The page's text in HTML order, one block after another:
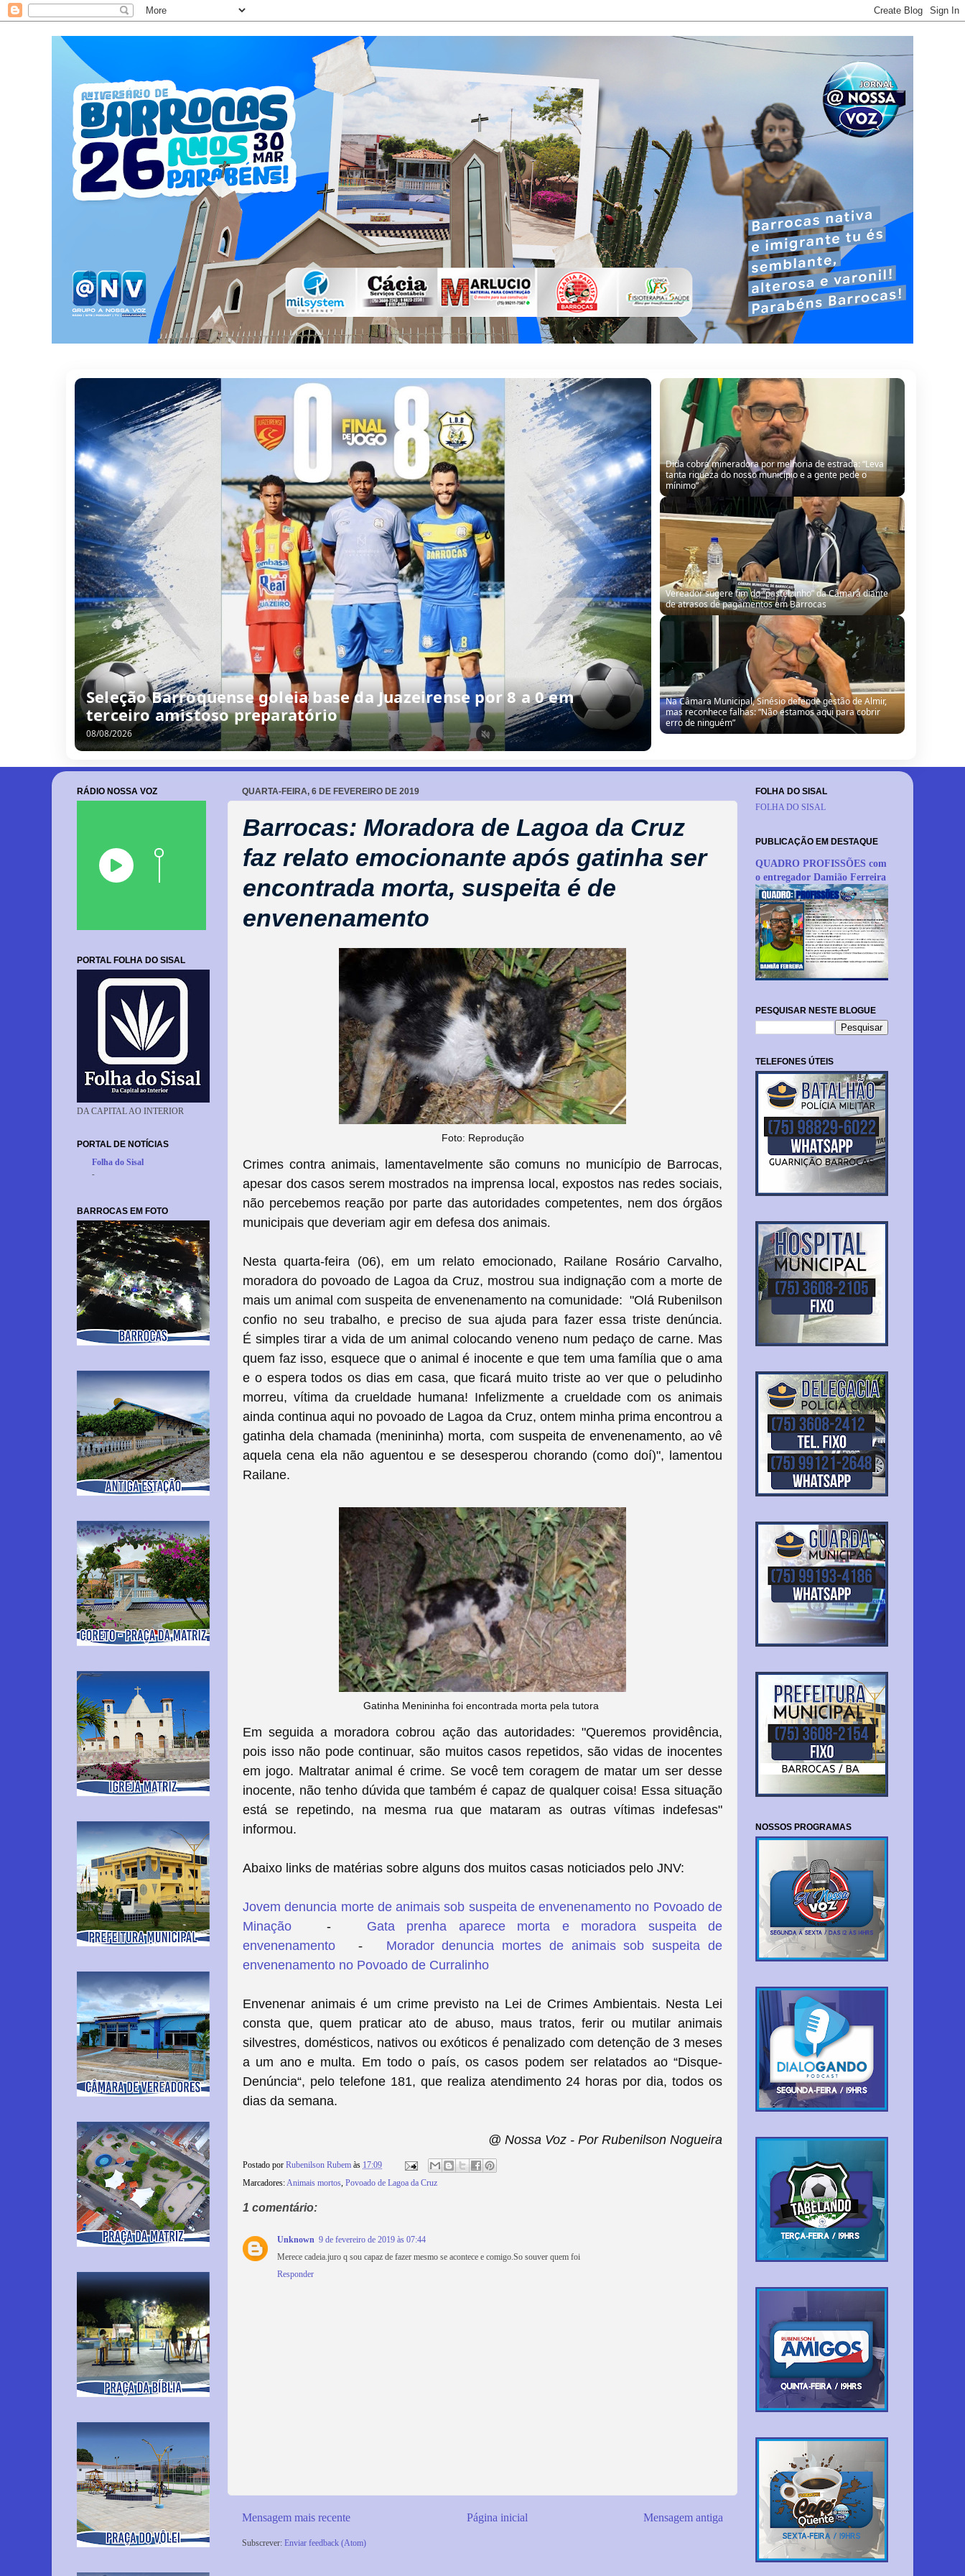
Seleção Barroquense goleia base da Juazeirense por 8 a 0 em
terceiro amistoso preparatório
08/08/2026
Dida cobra mineradora por melhoria de estrada: “Leva
tanta riqueza do nosso município e a gente pede o
mínimo”
Vereador sugere fim do “pastelzinho” da Câmara diante
de atrasos de pagamentos em Barrocas
Na Câmara Municipal, Sinésio defende gestão de Almir,
mas reconhece falhas: “Não estamos aqui para cobrir
erro de ninguém”
QUARTA-FEIRA, 6 DE FEVEREIRO DE 2019
Barrocas: Moradora de Lagoa da Cruz
faz relato emocionante após gatinha ser
encontrada morta, suspeita é de
envenenamento
Foto: Reprodução
Crimes contra animais, lamentavelmente são comuns no município de Barrocas,
apesar dos casos serem mostrados na imprensa local, expostos nas redes sociais,
não percebemos reação por parte das autoridades competentes, nem dos órgãos
municipais que deveriam agir em defesa dos animais.
Nesta quarta-feira (06), em um relato emocionado, Railane Rosário Carvalho,
moradora do povoado de Lagoa da Cruz, mostrou sua indignação com a morte de
mais um animal com suspeita de envenenamento na comunidade: "Olá Rubenilson
confio no seu trabalho, e preciso de sua ajuda para fazer essa triste denúncia.
É simples tirar a vida de um animal colocando veneno num pedaço de carne. Mas
quem faz isso, esquece que o animal é inocente e que tem uma família que o ama
e o espera todos os dias em casa, que ficará muito triste ao ver que o peludinho
morreu, vítima da crueldade humana! Infelizmente a crueldade com os animais
ainda continua aqui no povoado de Lagoa da Cruz, ontem minha prima encontrou a
gatinha dela chamada (menininha) morta, com suspeita de envenenamento, ao vê
aquela cena ela não aguentou e se desesperou chorando (como doí)", lamentou
Railane.
Gatinha Menininha foi encontrada morta pela tutora
Em seguida a moradora cobrou ação das autoridades: "Queremos providência,
pois isso não pode continuar, são muitos casos repetidos, são vidas de inocentes
em jogo. Maltratar animal é crime. Se você tem coragem de matar um ser desse
inocente, não tenho dúvida que também é capaz de qualquer coisa! Essa situação
está se repetindo, na mesma rua que mataram as outras vítimas indefesas"
informou.
Abaixo links de matérias sobre alguns dos muitos casas noticiados pelo JNV:
Jovem denuncia morte de animais sob suspeita de envenenamento no Povoado de
Minação - Gata prenha aparece morta e moradora suspeita de
envenenamento - Morador denuncia mortes de animais sob suspeita de
envenenamento no Povoado de Curralinho
Envenenar animais é um crime previsto na Lei de Crimes Ambientais. Nesta Lei
consta que, quem praticar ato de abuso, maus tratos, ferir ou mutilar animais
silvestres, domésticos, nativos ou exóticos é penalizado com detenção de 3 meses
a um ano e multa. Em todo o país, os casos podem ser relatados ao “Disque-
Denúncia“, pelo telefone 181, que realiza atendimento 24 horas por dia, todos os
dias da semana.
@ Nossa Voz - Por Rubenilson Nogueira
Postado por Rubenilson Rubem às 17:09
Marcadores:Animais mortos, Povoado de Lagoa da Cruz
1 comentário:
Unknown 9 de fevereiro de 2019 às 07:44
Merece cadeia.juro q sou capaz de fazer mesmo se acontece e comigo.So souver quem foi
Responder
Mensagem mais recente Mensagem antiga
Página inicial
Subscrever: Enviar feedback (Atom)
RÁDIO NOSSA VOZ
PORTAL FOLHA DO SISAL
DA CAPITAL AO INTERIOR
PORTAL DE NOTÍCIAS
Folha do Sisal
-
BARROCAS EM FOTO
FOLHA DO SISAL
FOLHA DO SISAL
PUBLICAÇÃO EM DESTAQUE
QUADRO PROFISSÕES com
o entregador Damião Ferreira
PESQUISAR NESTE BLOGUE
TELEFONES ÚTEIS
NOSSOS PROGRAMAS